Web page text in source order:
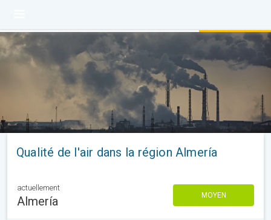
Qualité de l'air dans la région Almería
actuellement
Almería MOYEN